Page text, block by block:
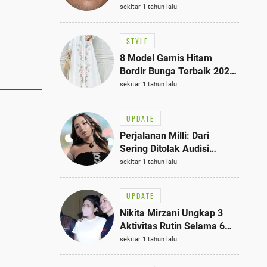
Bisa Jadi Inspirasi
Fashionmu
sekitar 1 tahun lalu
STYLE
8 Model Gamis Hitam
Bordir Bunga Terbaik 2025,
Stylish untuk Hangout
hingga Acara Semi-Formal
sekitar 1 tahun lalu
UPDATE
Perjalanan Milli: Dari
Sering Ditolak Audisi
hingga Menjadi Rapper Top
10 Thailand
sekitar 1 tahun lalu
UPDATE
Nikita Mirzani Ungkap 3
Aktivitas Rutin Selama 6
Bulan di Rutan Pondok
Bambu, Terungkap!
sekitar 1 tahun lalu